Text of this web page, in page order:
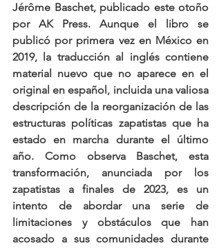
Jérôme Baschet, publicado este otoño
por AK Press. Aunque el libro se
publicó por primera vez en México en
2019, la traducción al inglés contiene
material nuevo que no aparece en el
original en español, incluida una valiosa
descripción de la reorganización de las
estructuras políticas zapatistas que ha
estado en marcha durante el último
año. Como observa Baschet, esta
transformación, anunciada por los
zapatistas a finales de 2023, es un
intento de abordar una serie de
limitaciones y obstáculos que han
acosado a sus comunidades durante